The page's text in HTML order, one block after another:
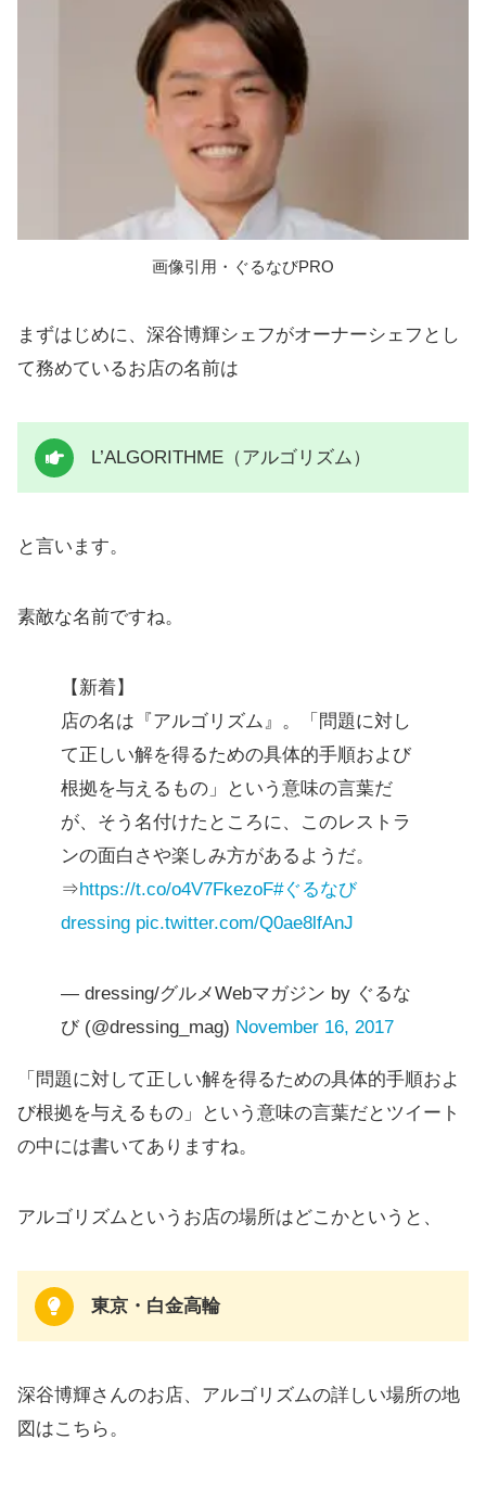
画像引用・ぐるなびPRO
まずはじめに、深谷博輝シェフがオーナーシェフとし
て務めているお店の名前は
L’ALGORITHME（アルゴリズム）
と言います。
素敵な名前ですね。
【新着】
店の名は『アルゴリズム』。「問題に対し
て正しい解を得るための具体的手順および
根拠を与えるもの」という意味の言葉だ
が、そう名付けたところに、このレストラ
ンの面白さや楽しみ方があるようだ。
⇒https://t.co/o4V7FkezoF#ぐるなび
dressing pic.twitter.com/Q0ae8lfAnJ
— dressing/グルメWebマガジン by ぐるな
び (@dressing_mag) November 16, 2017
「問題に対して正しい解を得るための具体的手順およ
び根拠を与えるもの」という意味の言葉だとツイート
の中には書いてありますね。
アルゴリズムというお店の場所はどこかというと、
東京・白金高輪
深谷博輝さんのお店、アルゴリズムの詳しい場所の地
図はこちら。